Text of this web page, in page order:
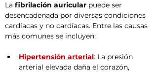
La fibrilación auricular puede ser
desencadenada por diversas condiciones
cardíacas y no cardíacas. Entre las causas
más comunes se incluyen:
Hipertensión arterial: La presión
arterial elevada daña el corazón,